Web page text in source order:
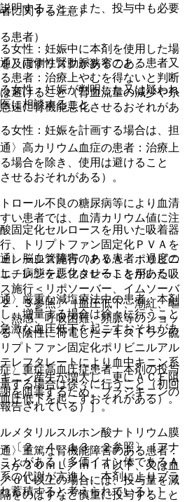
明すること。また、投与中も必要
女性：妊娠中に本剤を使用した場
及ぼすリスクがあること。
女性：妊娠が判明した又は疑われ
に相談すること。
女性：妊娠を計画する場合は、担
固定化セルロースを用いた吸着器
、トリプトファン固定化ＰＶＡを
レーシス施行（ＰＶＡ：ポリビニ
チレンテレフタレートを用いた吸
施行＜リポソーバー、イムソーバ
．３参照〕［血圧低下、潮紅、嘔
熱感、呼吸困難、頻脈等のショッ
（陰性に荷電したデキストラン硫
プトファン固定化ポリビニルアル
レフタレートにより血中キニン系
ニン産生が増大し、更にＡＣＥ阻
を阻害するため、ブラジキニンの
告されている）］。
メタリルスルホン酸ナトリウム膜
〔２．４、１３．２参照〕［アナ
とがある（多価イオン体であるＡ
の代謝が亢進し、本剤によりブラ
蓄積すると考えられている）］。
に関する注意）
患者）
〉両側性腎動脈狭窄のある患者又
患者：治療上やむを得ないと判断
避けること（腎血流量の減少や糸
速に腎機能悪化させるおそれがあ
〉高カリウム血症の患者：治療上
場合を除き、使用は避けること
せるおそれがある）。
ロール不良の糖尿病等により血清
い患者では、血清カリウム値に注
〉脳血管障害のある患者：過度の
、病態を悪化させることがある。
〉厳重な減塩療法中の患者：本剤
、増量する場合は徐々に行うこと
激な血圧低下を起こすおそれがあ
〉重症高血圧症患者：本剤の投与
する場合は徐々に行うこと（初回
圧低下を起こすおそれがある）。
〉重篤な腎機能障害のある患者：
が３０ｍＬ／ｍｉｎ以下、又は血
ｄＬ以上の場合には、投与量を減
をのばすなど慎重に投与すること